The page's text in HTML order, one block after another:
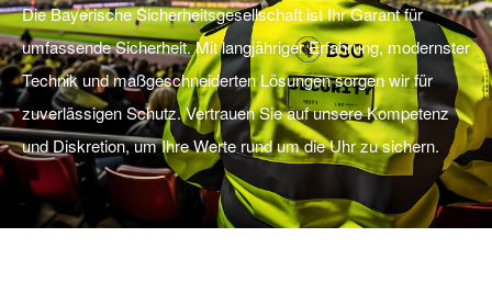
Die Bayerische Sicherheitsgesellschaft ist Ihr Garant für
umfassende Sicherheit. Mit langjähriger Erfahrung, modernster
Technik und maßgeschneiderten Lösungen sorgen wir für
zuverlässigen Schutz. Vertrauen Sie auf unsere Kompetenz
und Diskretion, um Ihre Werte rund um die Uhr zu sichern.